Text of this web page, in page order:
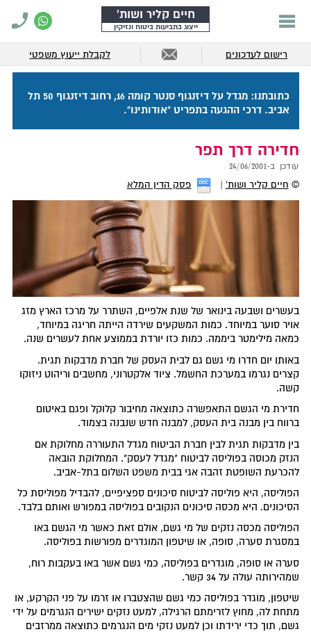
חיים קליר ושות'
ייצוג בתביעות ביטוח ונזיקין
רישום לעדכונים לקבלת ייעוץ משפטי
כתובתנו: מגדל על דיזנגוף סנטר קומה 16, רחוב דיזנגוף 50 תל
אביב. דרכי ההגעה בתפריט "אודותינו".
חדירה דרך תפר
עודכן ב-24/06/2001
© חיים קליר ושות' פסק הדין המלא
בעשרים ושבעה בינואר של שנת אלפיים, השתרר על מרכז הארץ מזג
אויר סוער במיוחד. כמות המשקעים שירדה הייתה חריגה במיוחד,
כמאה מילימטר ביממה. כמות כזו יורדת בממוצע אחת לעשרים שנה.
באותו יום חדרו מי גשם גם לבית העסק של חברת מדבקות תגית.
קצרים נגרמו במערכת החשמל. ציוד אלקטרוני, מחשבים וריהוט ניזוקו
קשה.
חדירת מי הגשם התאפשרה כתוצאה מחיבור קלוקל ופגם באיטום
ברווח בין מבנה בית העסק, למבנה חדש שנבנה בצמוד.
בין מדבקות תגית לבין חברת הביטוח מגדל התעוררה מחלוקת אם
הנזק מכוסה בפוליסה לביטוח "מגדל לעסק". המחלוקת הובאה
להכרעת השופטת זהבה אגי בבית משפט השלום בתל-אביב.
הפוליסה, היא פוליסה לביטוח סיכונים ספציפיים, להבדיל מפוליסת כל
הסיכונים. היא מכסה סיכונים הנקובים בפוליסה במפורש ואותם בלבד.
הפוליסה מכסה נזקים של מי גשם, אולם זאת כאשר מי הגשם באו
במסגרת סערה, סופה, או שיטפון המוגדרים מפורשות בפוליסה.
סערה או סופה, מוגדרים בפוליסה, כמי גשם אשר באו בעקבות רוח,
שמהירותה עולה על 34 קשר.
שיטפון, מוגדר בפוליסה כמי גשם שהצטברו או זרמו על פני הקרקע, או
מתחת לה, מחוץ לזרימתם הרגילה, למעט נזקים ישירים הנגרמים על ידי
גשם, תוך כדי ירידתו וכן למעט נזקי מים הנגרמים כתוצאה ממרזבים